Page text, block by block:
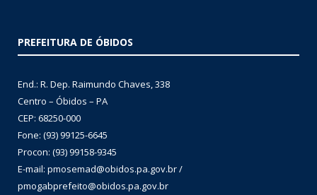
PREFEITURA DE ÓBIDOS
End.: R. Dep. Raimundo Chaves, 338
Centro – Óbidos – PA
CEP: 68250-000
Fone: (93) 99125-6645
Procon: (93) 99158-9345
E-mail: pmosemad@obidos.pa.gov.br /
pmogabprefeito@obidos.pa.gov.br